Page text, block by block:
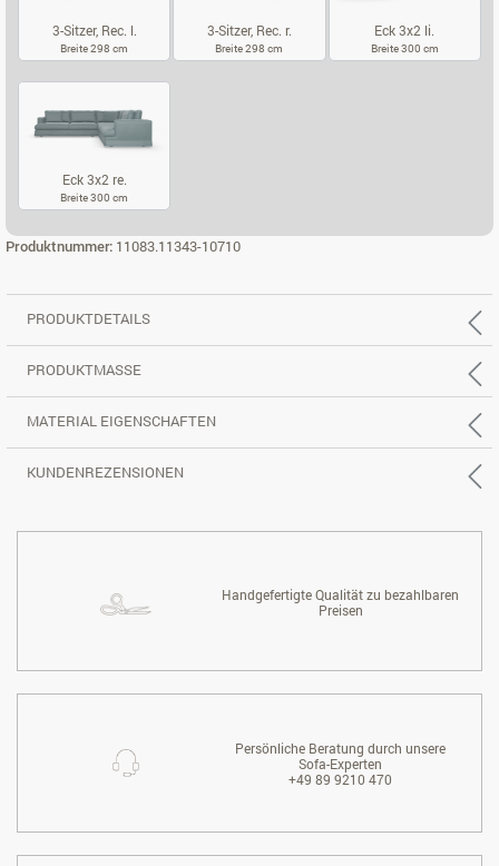
3-Sitzer, Rec. l.
Breite 298 cm
3-Sitzer, Rec. r.
Breite 298 cm
Eck 3x2 li.
Breite 300 cm
Eck 3x2 re.
Breite 300 cm
Produktnummer: 11083.11343-10710
PRODUKTDETAILS
PRODUKTMASSE
MATERIAL EIGENSCHAFTEN
KUNDENREZENSIONEN
Handgefertigte Qualität zu bezahlbaren
Preisen
Persönliche Beratung durch unsere
Sofa-Experten
+49 89 9210 470